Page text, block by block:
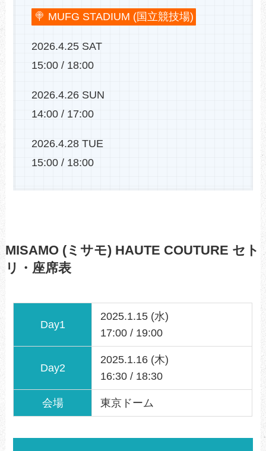
🍭 MUFG STADIUM (国立競技場)
2026.4.25 SAT
15:00 / 18:00
2026.4.26 SUN
14:00 / 17:00
2026.4.28 TUE
15:00 / 18:00
MISAMO (ミサモ) HAUTE COUTURE セト
リ・座席表
Day1
2025.1.15 (水)
17:00 / 19:00
Day2
2025.1.16 (木)
16:30 / 18:30
会場 東京ドーム